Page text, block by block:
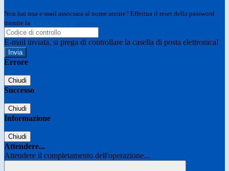
Non hai una e-mail associata al nome utente? Effettua il reset della password
tramite la
E-mail inviata, si prega di controllare la casella di posta elettronica!
Errore
Chiudi
Successo
Chiudi
Informazione
Chiudi
Attendere...
Attendere il completamento dell'operazione...